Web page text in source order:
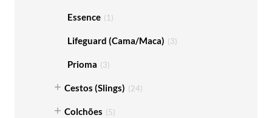
Essence (1 )
Lifeguard (Cama/Maca) (3)
Prioma (3)
Cestos (Slings) (24)
Colchões (5)